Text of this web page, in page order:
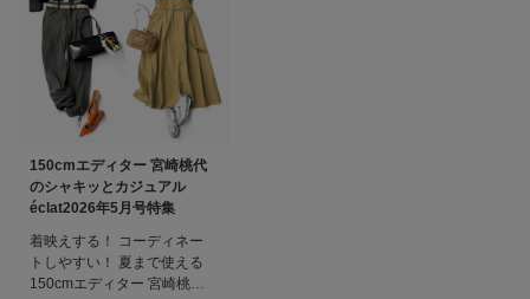
150cmエディター 宮崎桃代
のシャキッとカジュアル
éclat2026年5月号特集
着映えする！ コーディネー
トしやすい！ 夏まで使える
150cmエディター 宮崎桃代